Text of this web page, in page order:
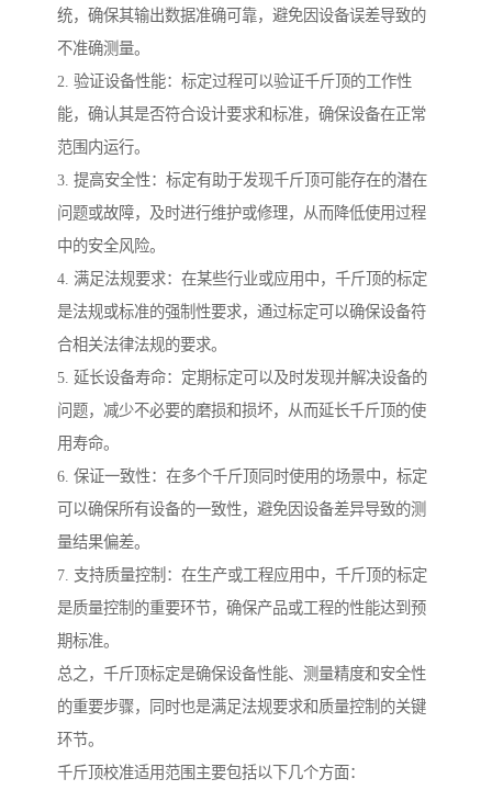
统，确保其输出数据准确可靠，避免因设备误差导致的
不准确测量。
2. 验证设备性能：标定过程可以验证千斤顶的工作性
能，确认其是否符合设计要求和标准，确保设备在正常
范围内运行。
3. 提高安全性：标定有助于发现千斤顶可能存在的潜在
问题或故障，及时进行维护或修理，从而降低使用过程
中的安全风险。
4. 满足法规要求：在某些行业或应用中，千斤顶的标定
是法规或标准的强制性要求，通过标定可以确保设备符
合相关法律法规的要求。
5. 延长设备寿命：定期标定可以及时发现并解决设备的
问题，减少不必要的磨损和损坏，从而延长千斤顶的使
用寿命。
6. 保证一致性：在多个千斤顶同时使用的场景中，标定
可以确保所有设备的一致性，避免因设备差异导致的测
量结果偏差。
7. 支持质量控制：在生产或工程应用中，千斤顶的标定
是质量控制的重要环节，确保产品或工程的性能达到预
期标准。
总之，千斤顶标定是确保设备性能、测量精度和安全性
的重要步骤，同时也是满足法规要求和质量控制的关键
环节。
千斤顶校准适用范围主要包括以下几个方面：